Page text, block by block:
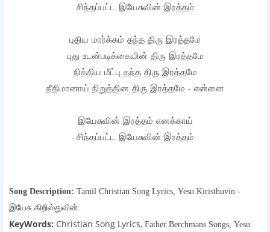
சிந்தப்பட்ட இயேசுவின் இரத்தம்
புதிய மார்க்கம் தந்த திரு இரத்தமே
புது உடன்படிக்கையின் திரு இரத்தமே
நித்திய மீட்பு தந்த திரு இரத்தமே
நீதிமானாய் நிறுத்தின திரு இரத்தமே - என்னை
இயேசுவின் இரத்தம் எனக்காய்
சிந்தப்பட்ட இயேசுவின் இரத்தம்
Song Description: Tamil Christian Song Lyrics, Yesu Kiristhuvin -
இயேசு கிறிஸ்துவின்.
KeyWords: Christian Song Lyrics, Father Berchmans Songs, Yesu